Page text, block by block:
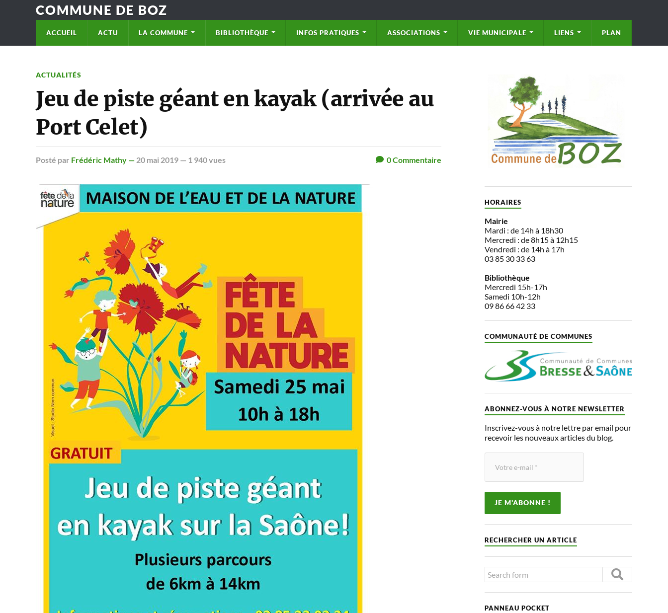
COMMUNE DE BOZ
ACCUEIL ACTU LA COMMUNE BIBLIOTHÈQUE INFOS PRATIQUES ASSOCIATIONS VIE MUNICIPALE LIENS PLAN
ACTUALITÉS
Jeu de piste géant en kayak (arrivée au
Port Celet)
Posté par Frédéric Mathy — 20 mai 2019 — 1 940 vues 0Commentaire
HORAIRES
Mairie
Mardi : de 14h à 18h30
Mercredi : de 8h15 à 12h15
Vendredi : de 14h à 17h
03 85 30 33 63
Bibliothèque
Mercredi 15h-17h
Samedi 10h-12h
09 86 66 42 33
COMMUNAUTÉ DE COMMUNES
ABONNEZ-VOUS À NOTRE NEWSLETTER
Inscrivez-vous à notre lettre par email pour
recevoir les nouveaux articles du blog.
RECHERCHER UN ARTICLE
PANNEAU POCKET